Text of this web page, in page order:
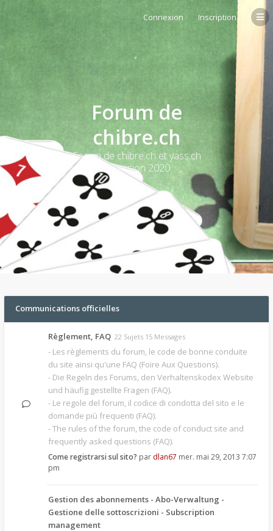
Connexion Inscription
Forum de
chibre.ch
Forum de chibre.ch et yass.ch
et version 2020
Communications officielles
Règlement, FAQ 22 Sujets 15 Messages
- Les règlements du forum, le code de bonne conduite
du site ainsi qu'une FAQ (Foire Aux Questions).
- Die Regeln des Forums, den Verhaltenskodex Website
und häufig gestellte Fragen (FAQ).
- Le regole del forum, il codice di condotta del sito e le
domande più frequenti (FAQ).
- The rules of the forum, the code of conduct site and
frequently asked questions (FAQ).
Come registrarsi sul sito? par dlan67 mer. mai 29, 2013 7:07
pm
Gestion des abonnements - Abo-Verwaltung -
Gestione delle sottoscrizioni - Subscription
management